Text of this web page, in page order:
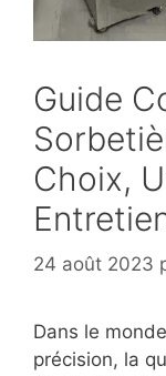
Guide
Choix,
24 août 2023
Dans le
précision, la